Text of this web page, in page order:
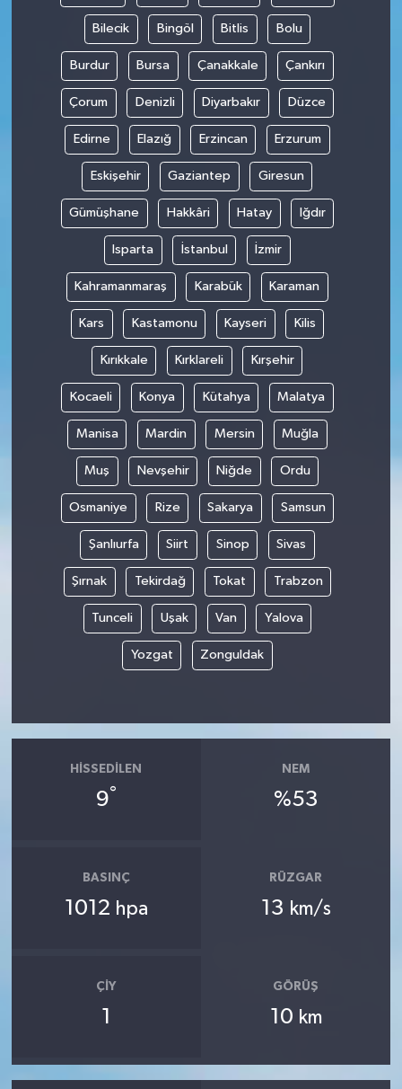
Bilecik Bingöl Bitlis Bolu
Burdur Bursa Çanakkale Çankırı
Çorum Denizli Diyarbakır Düzce
Edirne Elazığ Erzincan Erzurum
Eskişehir Gaziantep Giresun
Gümüşhane Hakkâri Hatay Iğdır
Isparta İstanbul İzmir
Kahramanmaraş Karabük Karaman
Kars Kastamonu Kayseri Kilis
Kırıkkale Kırklareli Kırşehir
Kocaeli Konya Kütahya Malatya
Manisa Mardin Mersin Muğla
Muş Nevşehir Niğde Ordu
Osmaniye Rize Sakarya Samsun
Şanlıurfa Siirt Sinop Sivas
Şırnak Tekirdağ Tokat Trabzon
Tunceli Uşak Van Yalova
Yozgat Zonguldak
HISSEDILEN
9°
NEM
%53
BASINÇ
1012 hpa
RÜZGAR
13 km/s
ÇIY
1
GÖRÜŞ
10 km